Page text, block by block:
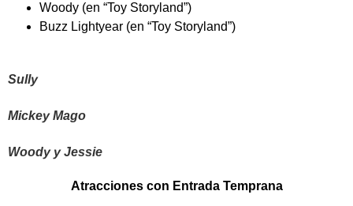
Woody (en “Toy Storyland”)
Buzz Lightyear (en “Toy Storyland”)
Sully
Mickey Mago
Woody y Jessie
Atracciones con Entrada Temprana